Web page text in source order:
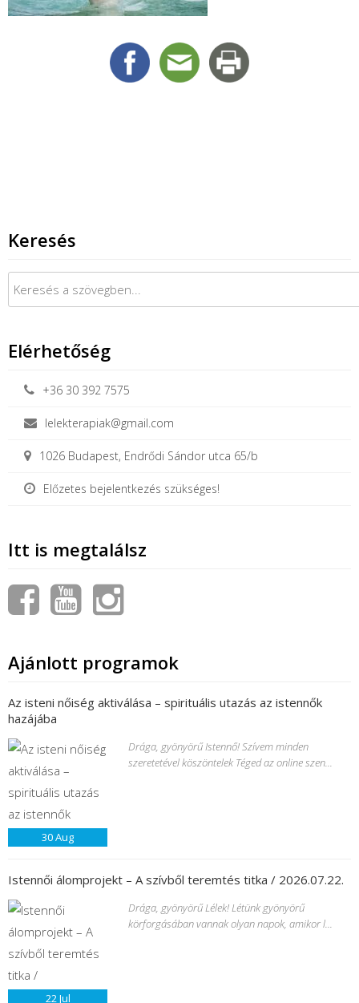
Keresés
Keresés:
Elérhetőség
+36 30 392 7575
lelekterapiak@gmail.com
1026 Budapest, Endrődi Sándor utca 65/b
Előzetes bejelentkezés szükséges!
Itt is megtalálsz
Ajánlott programok
Az isteni nőiség aktiválása – spirituális utazás az istennők
hazájába
30Aug
Drága, gyönyörű Istennő! Szívem minden
szeretetével köszöntelek Téged az online szen...
Istennői álomprojekt – A szívből teremtés titka / 2026.07.22.
22Jul
Drága, gyönyörű Lélek! Létünk gyönyörű
körforgásában vannak olyan napok, amikor l...